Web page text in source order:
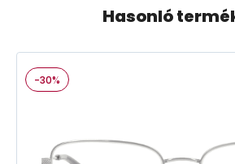
Hasonló
-30%